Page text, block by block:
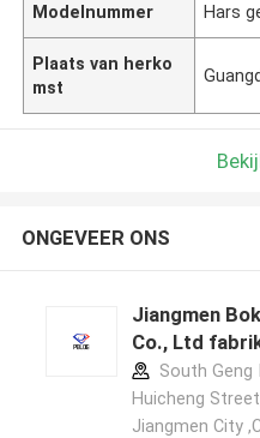
Modelnummer Hars
Plaats van herko
mst
ONGEVEER ONS
Jiangmen
Co., Ltd
South Geng
Huicheng
Jiangmen City